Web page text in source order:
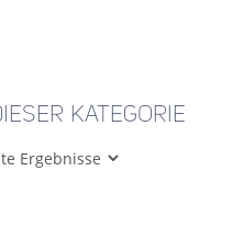
KATEGORIE